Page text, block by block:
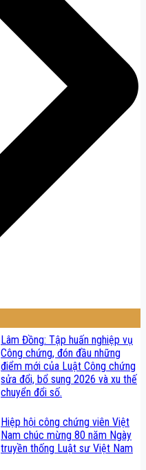
Lâm Đồng: Tập huấn nghiệp vụ
Công chứng, đón đầu những
điểm mới của Luật Công chứng
sửa đổi, bổ sung 2026 và xu thế
chuyển đổi số.
Hiệp hội công chứng viên Việt
Nam chúc mừng 80 năm Ngày
truyền thống Luật sư Việt Nam